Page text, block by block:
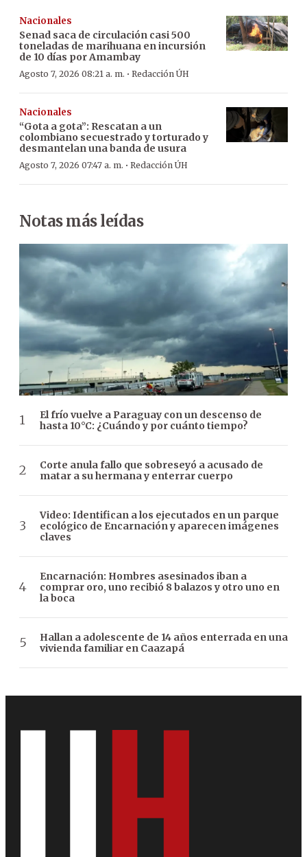
Nacionales
Senad saca de circulación casi 500
toneladas de marihuana en incursión
de 10 días por Amambay
Agosto 7, 2026 08:21 a. m. · Redacción ÚH
Nacionales
“Gota a gota”: Rescatan a un
colombiano secuestrado y torturado y
desmantelan una banda de usura
Agosto 7, 2026 07:47 a. m. · Redacción ÚH
Notas más leídas
El frío vuelve a Paraguay con un descenso de
hasta 10°C: ¿Cuándo y por cuánto tiempo?
Corte anula fallo que sobreseyó a acusado de
matar a su hermana y enterrar cuerpo
Video: Identifican a los ejecutados en un parque
ecológico de Encarnación y aparecen imágenes
claves
Encarnación: Hombres asesinados iban a
comprar oro, uno recibió 8 balazos y otro uno en
la boca
Hallan a adolescente de 14 años enterrada en una
vivienda familiar en Caazapá